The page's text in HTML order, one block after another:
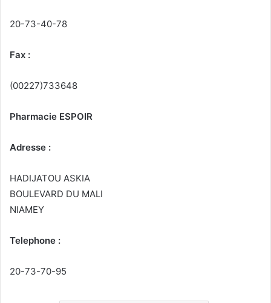
20-73-40-78
Fax :
(00227)733648
Pharmacie ESPOIR
Adresse :
HADIJATOU ASKIA
BOULEVARD DU MALI
NIAMEY
Telephone :
20-73-70-95